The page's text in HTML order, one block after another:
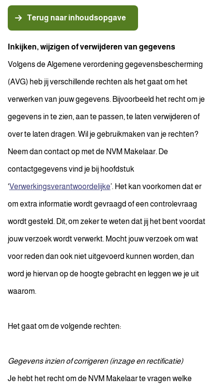
Terug naar inhoudsopgave
Inkijken, wijzigen of verwijderen van gegevens
Volgens de Algemene verordening gegevensbescherming
(AVG) heb jij verschillende rechten als het gaat om het
verwerken van jouw gegevens. Bijvoorbeeld het recht om je
gegevens in te zien, aan te passen, te laten verwijderen of
over te laten dragen. Wil je gebruikmaken van je rechten?
Neem dan contact op met de NVM Makelaar. De
contactgegevens vind je bij hoofdstuk
‘Verwerkingsverantwoordelijke’. Het kan voorkomen dat er
om extra informatie wordt gevraagd of een controlevraag
wordt gesteld. Dit, om zeker te weten dat jij het bent voordat
jouw verzoek wordt verwerkt. Mocht jouw verzoek om wat
voor reden dan ook niet uitgevoerd kunnen worden, dan
word je hiervan op de hoogte gebracht en leggen we je uit
waarom.
Het gaat om de volgende rechten:
Gegevens inzien of corrigeren (inzage en rectificatie)
Je hebt het recht om de NVM Makelaar te vragen welke